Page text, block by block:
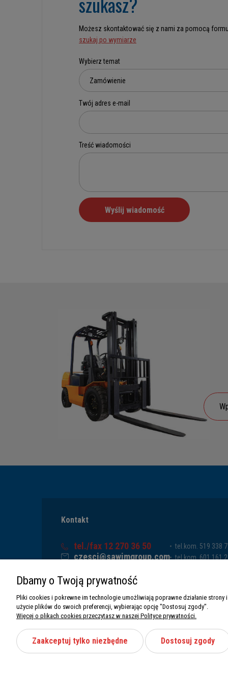
Możesz skontaktować się z nami za pomocą
szukaj po wymiarze
Kontakt
tel./fax 12 270 36 50
czesci@sawimgroup.com
32-080 Zabierzów
NIP: 5130284470
REGON: 5246591010
tel.kom. 519 338
tel.kom. 601 161
Dbamy o Twoją prywatność
Pliki cookies i pokrewne im technologie umożliwiają poprawne działanie
użycie plików do swoich preferencji, wybierając opcję "Dostosuj zgody".
Więcej o plikach cookies przeczytasz w naszej Polityce prywatności.
Zaakceptuj tylko niezbędne Dostosuj zgody